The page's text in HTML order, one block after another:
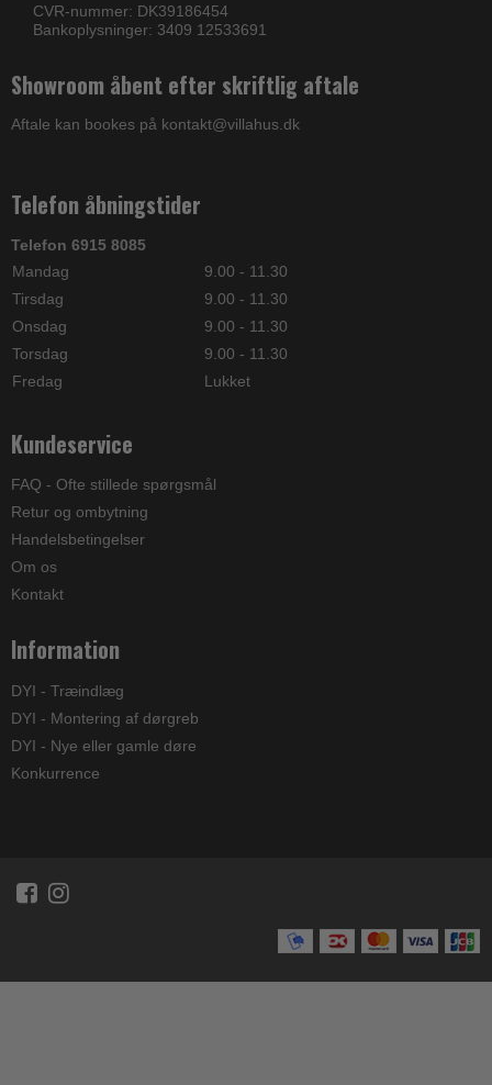
CVR-nummer: DK39186454
Bankoplysninger: 3409 12533691
Showroom åbent efter skriftlig aftale
Aftale kan bookes på kontakt@villahus.dk
Telefon åbningstider
Telefon 6915 8085
Mandag
9.00 - 11.30
Tirsdag
9.00 - 11.30
Onsdag
9.00 - 11.30
Torsdag
9.00 - 11.30
Fredag
Lukket
Kundeservice
FAQ - Ofte stillede spørgsmål
Retur og ombytning
Handelsbetingelser
Om os
Kontakt
Information
DYI - Træindlæg
DYI - Montering af dørgreb
DYI - Nye eller gamle døre
Konkurrence